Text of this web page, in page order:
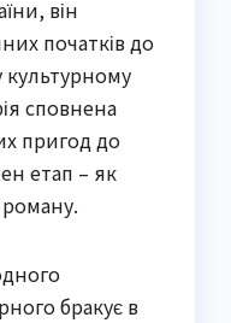
він
початків до
культурному
сповнена
пригод до
етап – як
бракує в